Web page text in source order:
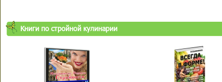
Книги по стройной кулинарии